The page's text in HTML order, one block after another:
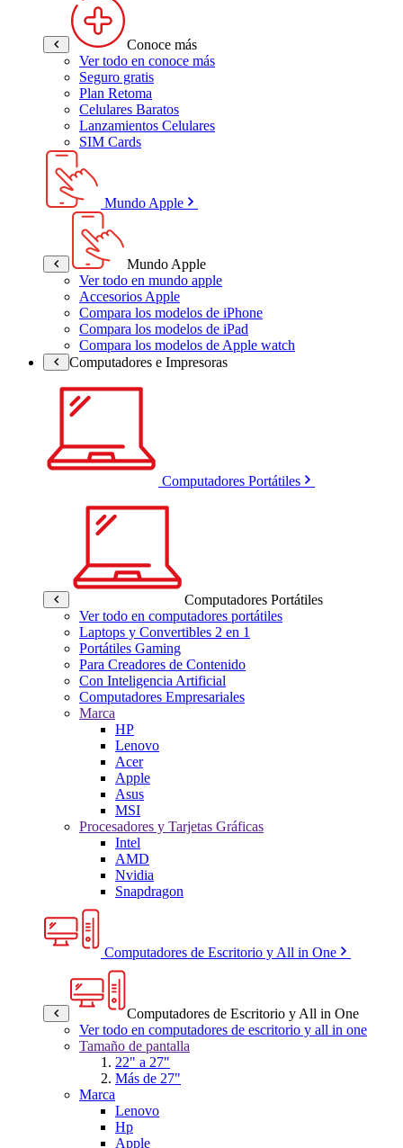
Conoce más
Ver todo en conoce más
Seguro gratis
Plan Retoma
Celulares Baratos
Lanzamientos Celulares
SIM Cards
Mundo Apple
Mundo Apple
Ver todo en mundo apple
Accesorios Apple
Compara los modelos de iPhone
Compara los modelos de iPad
Compara los modelos de Apple watch
Computadores e Impresoras
Computadores Portátiles
Computadores Portátiles
Ver todo en computadores portátiles
Laptops y Convertibles 2 en 1
Portátiles Gaming
Para Creadores de Contenido
Con Inteligencia Artificial
Computadores Empresariales
Marca
HP
Lenovo
Acer
Apple
Asus
MSI
Procesadores y Tarjetas Gráficas
Intel
AMD
Nvidia
Snapdragon
Computadores de Escritorio y All in One
Computadores de Escritorio y All in One
Ver todo en computadores de escritorio y all in one
Tamaño de pantalla
22" a 27"
Más de 27"
Marca
Lenovo
Hp
Apple